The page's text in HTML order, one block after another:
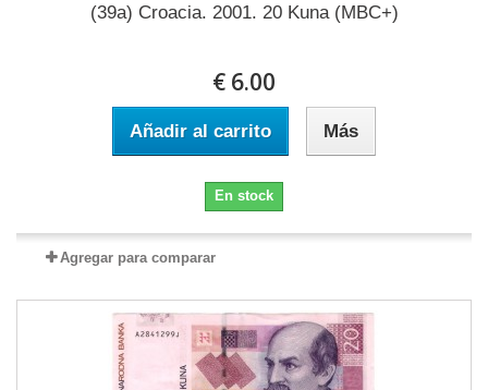
(39a) Croacia. 2001. 20 Kuna (MBC+)
€ 6.00
Añadir al carrito Más
En stock
Agregar para comparar